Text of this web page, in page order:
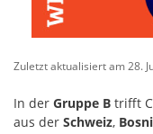
Zuletzt aktualisiert am 28.
In der Gruppe B trifft
aus der Schweiz,